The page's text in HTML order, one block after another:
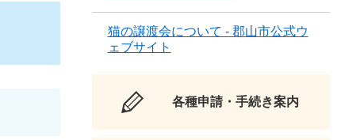
猫の譲渡会について - 郡山市公式ウ
ェブサイト
各種申請・手続き案内